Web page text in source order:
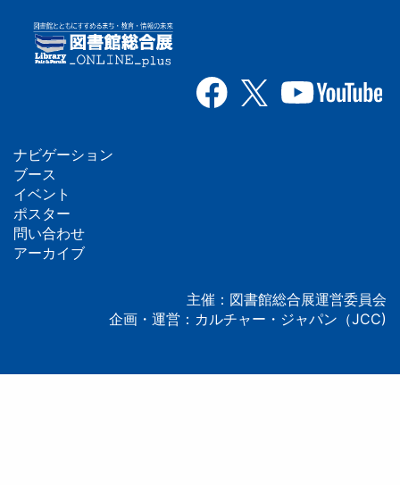
フ
ッ
タ
ナビゲーション
ブース
イベント
ポスター
問い合わせ
アーカイブ
主催：図書館総合展運営委員会
企画・運営：カルチャー・ジャパン（JCC)